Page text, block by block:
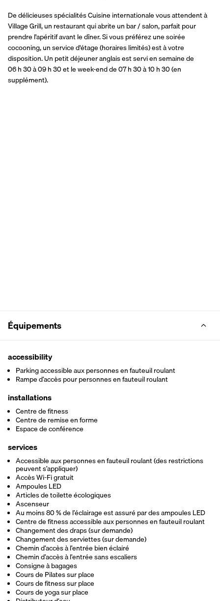
De délicieuses spécialités Cuisine internationale vous attendent à
Village Grill, un restaurant qui abrite un bar / salon, parfait pour
prendre l'apéritif avant le dîner. Si vous préférez une soirée
cocooning, un service d'étage (horaires limités) est à votre
disposition. Un petit déjeuner anglais est servi en semaine de
06 h 30 à 09 h 30 et le week-end de 07 h 30 à 10 h 30 (en
supplément).
Équipements
accessibility
Parking accessible aux personnes en fauteuil roulant
Rampe d’accès pour personnes en fauteuil roulant
installations
Centre de fitness
Centre de remise en forme
Espace de conférence
services
Accessible aux personnes en fauteuil roulant (des restrictions
peuvent s’appliquer)
Accès Wi-Fi gratuit
Ampoules LED
Articles de toilette écologiques
Ascenseur
Au moins 80 % de l’éclairage est assuré par des ampoules LED
Centre de fitness accessible aux personnes en fauteuil roulant
Changement des draps (sur demande)
Changement des serviettes (sur demande)
Chemin d’accès à l’entrée bien éclairé
Chemin d’accès à l’entrée sans escaliers
Consigne à bagages
Cours de Pilates sur place
Cours de fitness sur place
Cours de yoga sur place